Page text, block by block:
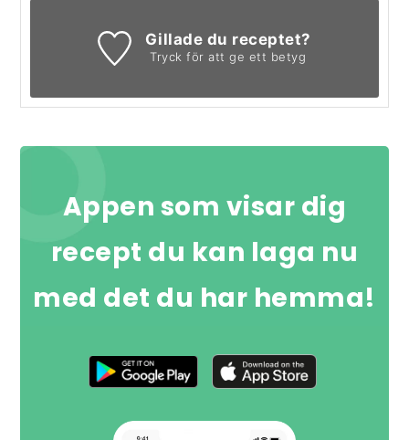
Gillade du receptet?
Tryck för att ge ett betyg
Appen som visar dig
recept du kan laga nu
med det du har hemma!